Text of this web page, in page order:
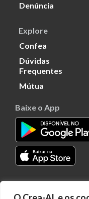
Denúncia
Explore
Confea
Dúvidas
Frequentes
Mútua
Baixe o App
Transparência